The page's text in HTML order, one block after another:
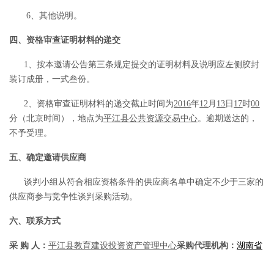
6、其他说明。
四、资格审查证明材料的递交
1、按本邀请公告第三条规定提交的证明材料及说明应左侧胶封
装订成册，一式叁份。
2、资格审查证明材料的递交截止时间为2016年12月 13 日 17时00
分（北京时间），地点为平江县公共资源交易中心。逾期送达的，
不予受理。
五、确定邀请供应商
谈判小组从符合相应资格条件的供应商名单中确定不少于三家的
供应商参与竞争性谈判采购活动。
六、 联系方式
采 购 人： 平江县教育建设投资资产管理中心采购代理机构： 湖南省